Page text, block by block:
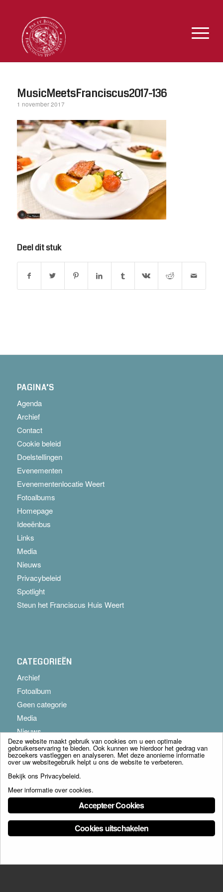
MusicMeetsFranciscus2017-136
1 november 2017
Deel dit stuk
PAGINA’S
Agenda
Archief
Contact
Cookie beleid
Doelstellingen
Evenementen
Evenementenlocatie Weert
Fotoalbums
Homepage
Ideeënbus
Links
Media
Nieuws
Privacybeleid
Spotlight
Steun het Franciscus Huis Weert
CATEGORIEËN
Archief
Fotoalbum
Geen categorie
Media
Nieuws
© Copyright - Franciscus Huis Weert B.V. - webdesign:
Deze website maakt gebruik van cookies om u een optimale
gebruikerservaring te bieden. Ook kunnen we hierdoor het gedrag van
bezoekers vastleggen en analyseren. Met deze anonieme informatie
over uw websitegebruik helpt u ons de website te verbeteren.
Bekijk ons Privacybeleid.
Meer informatie over cookies.
Accepteer Cookies
Cookies uitschakelen